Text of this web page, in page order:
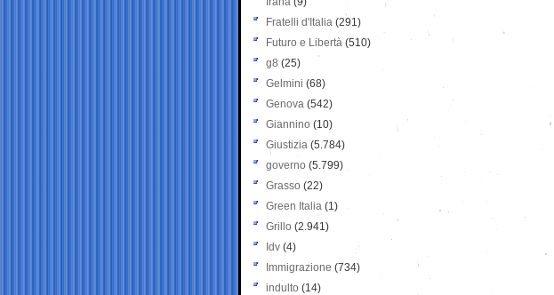
Fratelli d'Italia (291)
Futuro e Libertà (510)
g8 (25)
Gelmini (68)
Genova (542)
Giannino (10)
Giustizia (5.784)
governo (5.799)
Grasso (22)
Green Italia (1)
Grillo (2.941)
Idv (4)
Immigrazione (734)
indulto (14)